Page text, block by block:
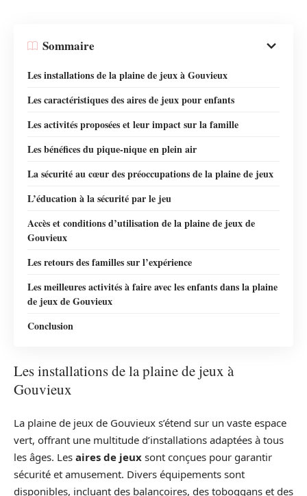
Sommaire
Les installations de la plaine de jeux à Gouvieux
Les caractéristiques des aires de jeux pour enfants
Les activités proposées et leur impact sur la famille
Les bénéfices du pique-nique en plein air
La sécurité au cœur des préoccupations de la plaine de jeux
L’éducation à la sécurité par le jeu
Accès et conditions d’utilisation de la plaine de jeux de
Gouvieux
Les retours des familles sur l’expérience
Les meilleures activités à faire avec les enfants dans la plaine
de jeux de Gouvieux
Conclusion
Les installations de la plaine de jeux à
Gouvieux
La plaine de jeux de Gouvieux s’étend sur un vaste espace
vert, offrant une multitude d’installations adaptées à tous
les âges. Les aires de jeux sont conçues pour garantir
sécurité et amusement. Divers équipements sont
disponibles, incluant des balançoires, des toboggans et des